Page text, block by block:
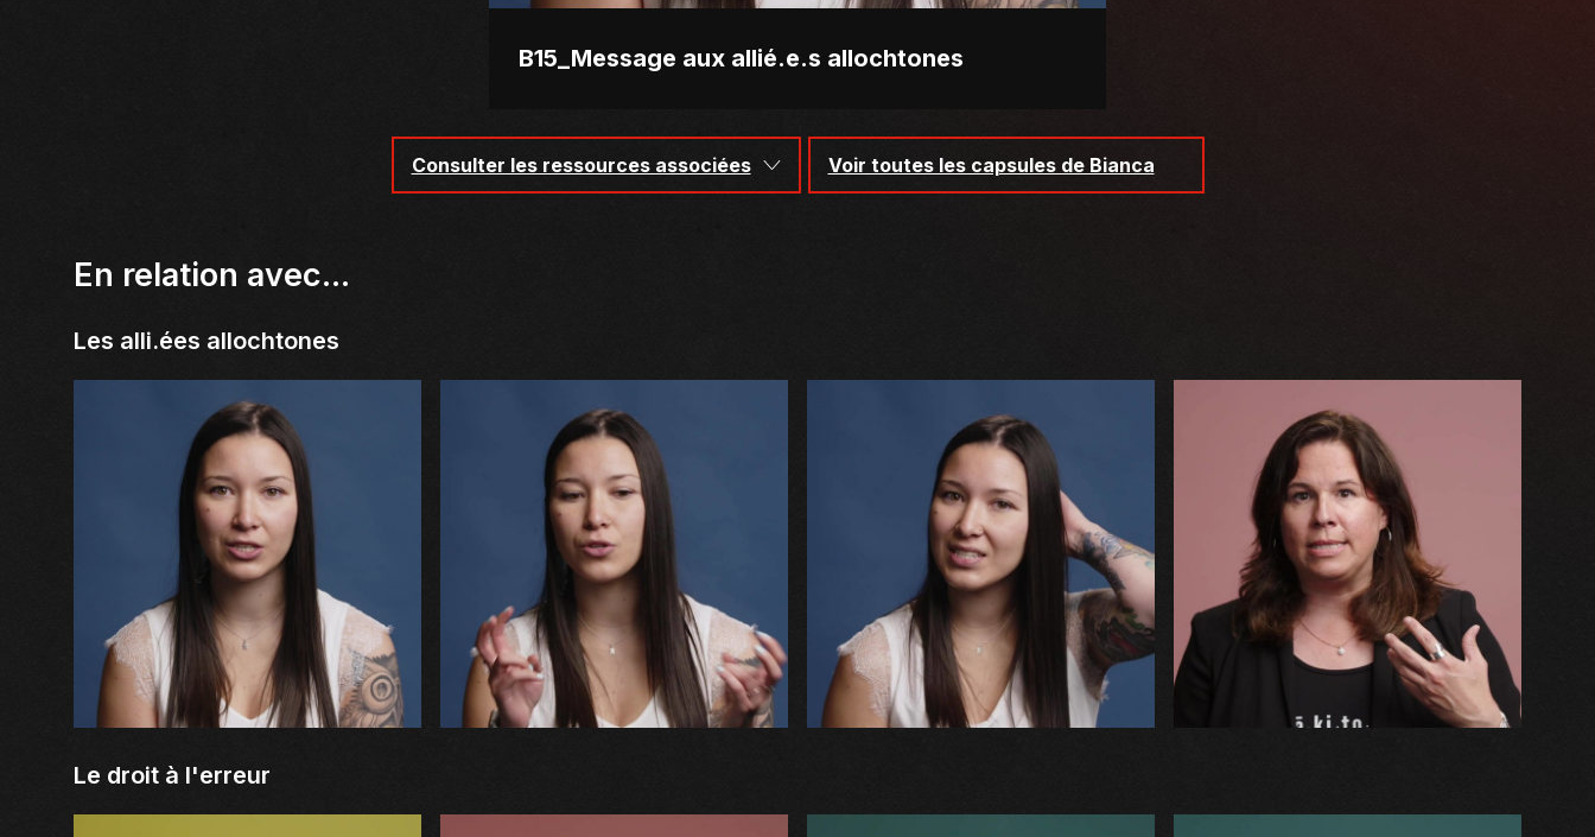
B15_Message aux allié.e.s allochtones
Consulter les ressources associées Voir toutes les capsules de Bianca
En relation avec...
Les alli.ées allochtones
Le droit à l'erreur